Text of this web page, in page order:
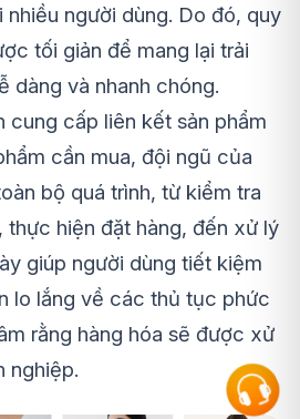
người dùng. Do đó, quy
tối giản để mang lại trải
dàng và nhanh chóng.
cung cấp liên kết sản phẩm
cần mua, đội ngũ của
bộ quá trình, từ kiểm tra
thực hiện đặt hàng, đến xử lý
giúp người dùng tiết kiệm
lo lắng về các thủ tục phức
rằng hàng hóa sẽ được xử
nghiệp.